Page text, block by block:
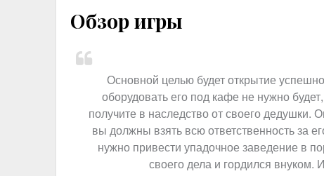
Обзор игры
Основной целью будет открытие
оборудовать его под кафе не нужно
получите в наследство от своего
вы должны взять всю ответственность за
нужно привести упадочное заведение в
своего дела и гордился внуком.